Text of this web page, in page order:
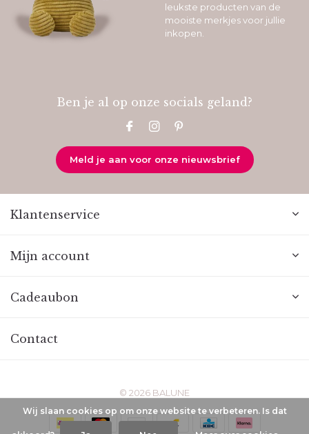
leukste producten van de
mooiste merkjes voor jullie
inkopen.
Ben je al op onze socials geland?
Meld je aan voor onze nieuwsbrief
Klantenservice
Mijn account
Cadeaubon
Contact
© 2026 BALUNE
Wij slaan cookies op om onze website te verbeteren. Is dat